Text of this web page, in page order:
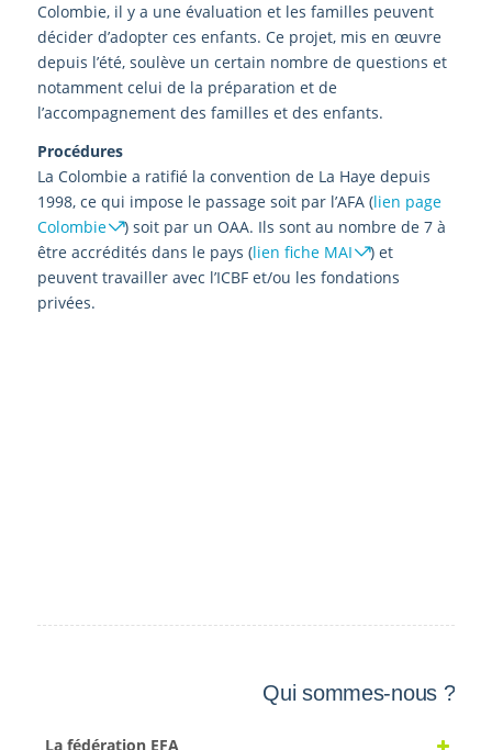
Colombie, il y a une évaluation et les familles peuvent
décider d’adopter ces enfants. Ce projet, mis en œuvre
depuis l’été, soulève un certain nombre de questions et
notamment celui de la préparation et de
l’accompagnement des familles et des enfants.
Procédures
La Colombie a ratifié la convention de La Haye depuis
1998, ce qui impose le passage soit par l’AFA (lien page
Colombie
) soit par un OAA. Ils sont au nombre de 7 à
être accrédités dans le pays (lien fiche MAI
) et
peuvent travailler avec l’ICBF et/ou les fondations
privées.
Qui sommes-nous ?
La fédération EFA